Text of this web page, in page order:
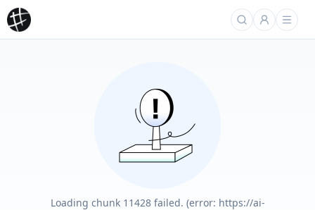
Loading chunk 11428 failed. (error: https://ai-